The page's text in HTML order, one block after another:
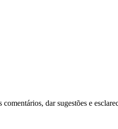
dar sugestões e